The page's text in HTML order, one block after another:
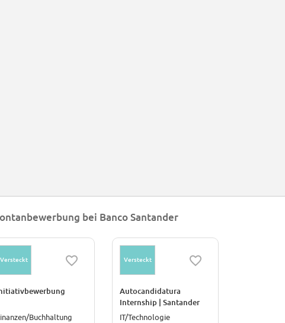
bei Banco Santander
Versteckt
Buchhaltung
Versteckt
Autocandidatura
Internship | Santander
Italia
IT/Technologie